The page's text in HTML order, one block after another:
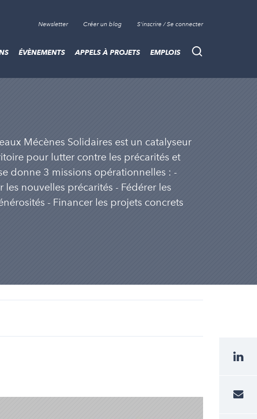
Newsletter Créer un blog S'inscrire / Se connecter
Recherche
ÉVÈNEMENTS APPELS À PROJETS EMPLOIS
Mécènes Solidaires est un catalyseur
pour lutter contre les précarités et
donne 3 missions opérationnelles : -
nouvelles précarités - Fédérer les
- Financer les projets concrets